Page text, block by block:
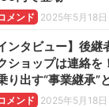
メンド 2025年5月18日
インタビュー】後
ショップは連絡を
り出す“事業継承”
メンド 2025年5月18日